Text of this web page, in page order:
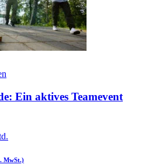
Ein aktives Teamevent
MwSt.)